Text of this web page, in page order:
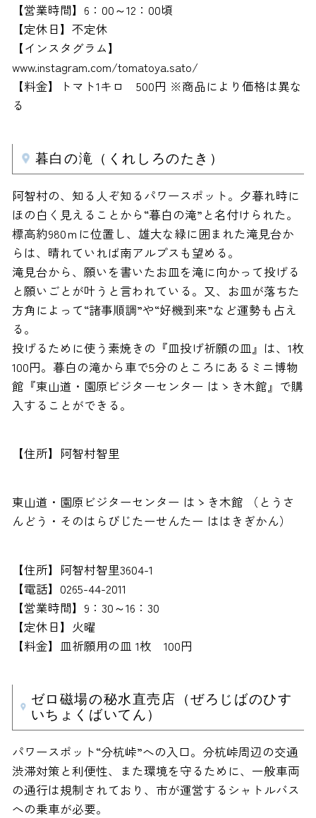
【営業時間】6：00～12：00頃
【定休日】不定休
【インスタグラム】
www.instagram.com/tomatoya.sato/
【料金】トマト1キロ 500円 ※商品により価格は異な
る
暮白の滝（くれしろのたき）
阿智村の、知る人ぞ知るパワースポット。夕暮れ時に
ほの白く見えることから“暮白の滝”と名付けられた。
標高約980ｍに位置し、雄大な緑に囲まれた滝見台か
らは、晴れていれば南アルプスも望める。
滝見台から、願いを書いたお皿を滝に向かって投げる
と願いごとが叶うと言われている。又、お皿が落ちた
方角によって“諸事順調”や“好機到来”など運勢も占え
る。
投げるために使う素焼きの『皿投げ祈願の皿』は、1枚
100円。暮白の滝から車で5分のところにあるミニ博物
館『東山道・園原ビジターセンター はゝき木館』で購
入することができる。
【住所】阿智村智里
東山道・園原ビジターセンター はゝき木館 （とうさ
んどう・そのはらびじたーせんたー ははきぎかん）
【住所】阿智村智里3604-1
【電話】0265-44-2011
【営業時間】9：30～16：30
【定休日】火曜
【料金】皿祈願用の皿 1枚 100円
ゼロ磁場の秘水直売店（ぜろじばのひす
いちょくばいてん）
パワースポット“分杭峠”への入口。分杭峠周辺の交通
渋滞対策と利便性、また環境を守るために、一般車両
の通行は規制されており、市が運営するシャトルバス
への乗車が必要。